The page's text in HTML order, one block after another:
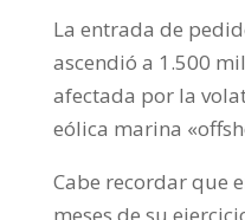
La entrada de
ascendió a 1.500
afectada por la
eólica marina
Cabe recordar que